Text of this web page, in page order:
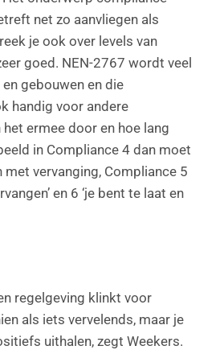
net zo aanvliegen als
je ook over levels van
goed. NEN-2767 wordt veel
gebouwen en die
handig voor andere
ermee door en hoe lang
in Compliance 4 dan moet
met vervanging, Compliance 5
en 6 ‘je bent te laat en
regelgeving klinkt voor
als iets vervelends, maar je
uithalen, zegt Weekers.